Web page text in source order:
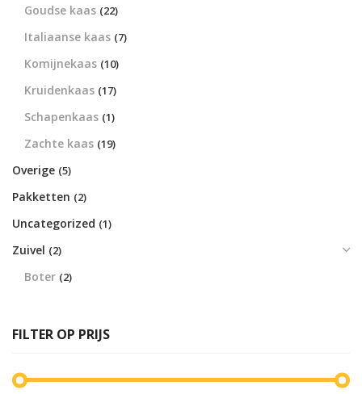
Goudse kaas (22)
Italiaanse kaas (7)
Komijnekaas (10)
Kruidenkaas (17)
Schapenkaas (1)
Zachte kaas (19)
Overige (5)
Pakketten (2)
Uncategorized (1)
Zuivel (2)
Boter (2)
FILTER OP PRIJS